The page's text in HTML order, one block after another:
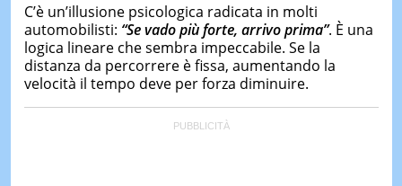
occupa della creazione di contenuti in ottica SEO e
dello sviluppo di strategie marketing attraverso
canali digitali.
C’è un’illusione psicologica radicata in molti
automobilisti: “Se vado più forte, arrivo prima”. È una
logica lineare che sembra impeccabile. Se la
distanza da percorrere è fissa, aumentando la
velocità il tempo deve per forza diminuire.